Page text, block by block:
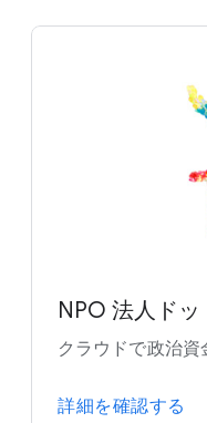
NPO 法人ド
クラウドで政治
詳細を確認する